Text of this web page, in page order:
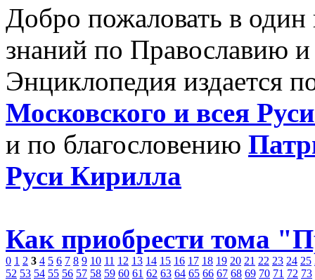
Добро пожаловать в
знаний по Православию
Энциклопедия издается
Московского и всея
и по благословению
Руси Кирилла
Как приобрести тома
0 1 2 3 4 5 6 7 8 9 10 11 12 13 14 15 16 17 18 19 20 21 22 23 24 25
52 53 54 55 56 57 58 59 60 61 62 63 64 65 66 67 68 69 70 71 72 73